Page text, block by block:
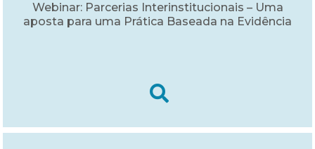
Webinar: Parcerias Interinstitucionais – Uma
aposta para uma Prática Baseada na Evidência